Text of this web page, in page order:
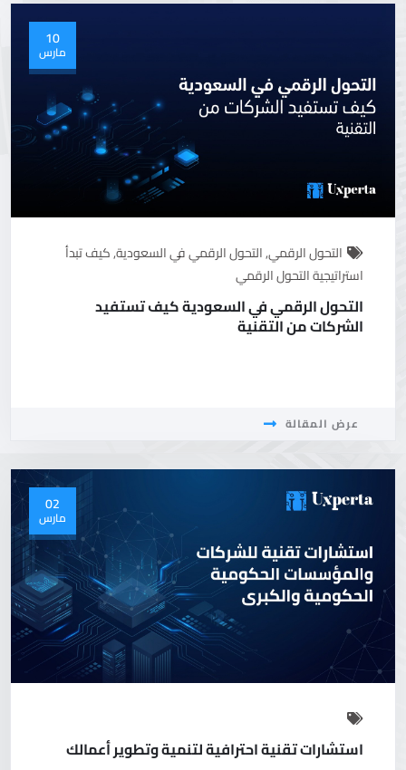
10
مارس
التحول الرقمي,التحول الرقمي في السعودية,كيف تبدأ
استراتيجية التحول الرقمي
التحول الرقمي في السعودية كيف تستفيد
الشركات من التقنية
عرض المقالة
02
مارس
استشارات تقنية احترافية لتنمية وتطوير أعمالك